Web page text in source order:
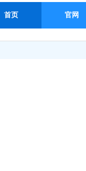
首页 官网